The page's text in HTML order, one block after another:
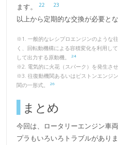
ます。22 23
以上から定期的な交換が必要とな
※1. 一般的なレシプロエンジンのような
く、回転動機構による容積変化を利用し
して出力する原動機。24
※2. 電気的に火花（スパーク）を発生さ
※3. 往復動機関あるいはピストンエンジ
関の一形式。26
まとめ
今回は、ロータリーエンジン車
プラもいろいろトラブルがあり